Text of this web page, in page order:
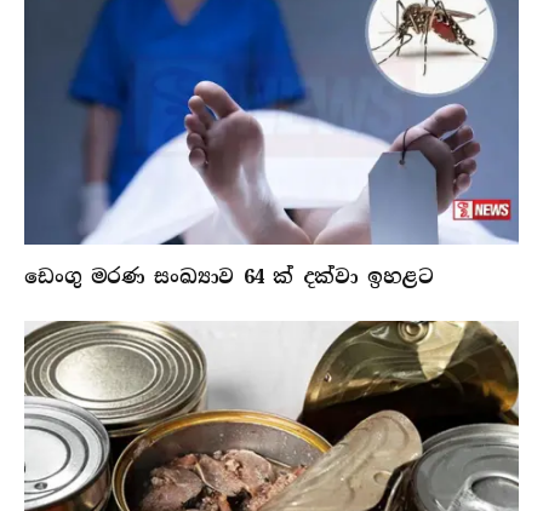
ඩෙංගු මරණ සංඛ්‍යාව 64 ක් දක්වා ඉහළට